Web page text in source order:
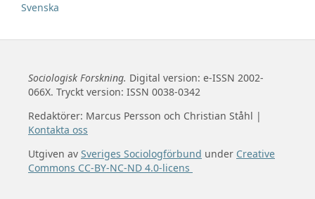
Svenska
Sociologisk Forskning. Digital version: e-ISSN 2002-
066X. Tryckt version: ISSN 0038-0342
Redaktörer: Marcus Persson och Christian Ståhl |
Kontakta oss
Utgiven av Sveriges Sociologförbund under Creative
Commons CC-BY-NC-ND 4.0-licens